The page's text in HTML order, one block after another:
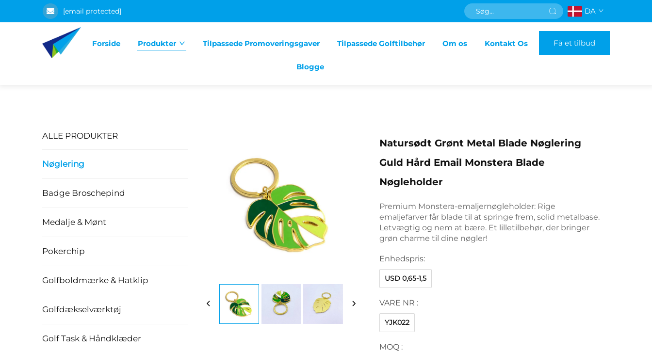
[email protected] DA
Forside Produkter Tilpassede Promoveringsgaver Tilpassede Golftilbehør Om os Kontakt Os
Blogge
Få et tilbud
ALLE PRODUKTER
Nøglering
Badge Broschepind
Medalje & Mønt
Pokerchip
Golfboldmærke & Hatklip
Golfdækselværktøj
Golf Task & Håndklæder
Natursødt Grønt Metal Blade Nøglering
Guld Hård Email Monstera Blade
Nøgleholder
Premium Monstera-emaljernøgleholder: Rige
emaljefarver får blade til at springe frem, solid metalbase.
Letvægtig og nem at bære. Et lilletilbehør, der bringer
grøn charme til dine nøgler!
Enhedspris:
USD 0,65-1,5
VARE NR :
YJK022
MOQ :